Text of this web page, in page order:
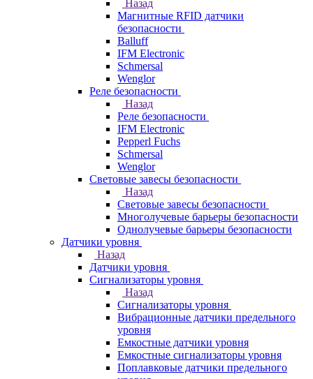
Назад
Магнитные RFID датчики
безопасности
Balluff
IFM Electronic
Schmersal
Wenglor
Реле безопасности
Назад
Реле безопасности
IFM Electronic
Pepperl Fuchs
Schmersal
Wenglor
Световые завесы безопасности
Назад
Световые завесы безопасности
Многолучевые барьеры безопасности
Однолучевые барьеры безопасности
Датчики уровня
Назад
Датчики уровня
Сигнализаторы уровня
Назад
Сигнализаторы уровня
Вибрационные датчики предельного
уровня
Емкостные датчики уровня
Емкостные сигнализаторы уровня
Поплавковые датчики предельного